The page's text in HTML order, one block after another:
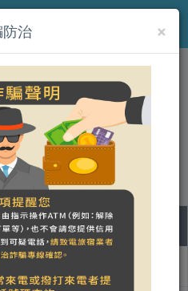
MENU
上的小木屋
稱：
蘭縣913號
08
六
日
×
治